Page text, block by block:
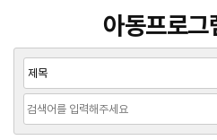
아동프로그